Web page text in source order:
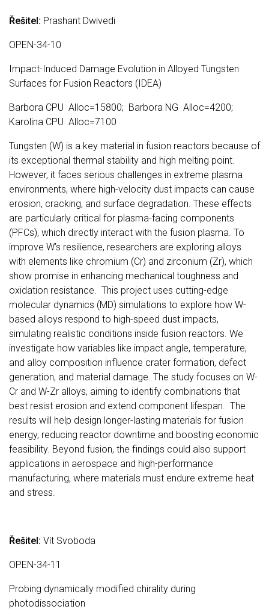
Řešitel: Prashant Dwivedi
OPEN-34-10
Impact-Induced Damage Evolution in Alloyed Tungsten
Surfaces for Fusion Reactors (IDEA)
Barbora CPU Alloc=15800; Barbora NG Alloc=4200;
Karolina CPU Alloc=7100
Tungsten (W) is a key material in fusion reactors because of
its exceptional thermal stability and high melting point.
However, it faces serious challenges in extreme plasma
environments, where high-velocity dust impacts can cause
erosion, cracking, and surface degradation. These effects
are particularly critical for plasma-facing components
(PFCs), which directly interact with the fusion plasma. To
improve W’s resilience, researchers are exploring alloys
with elements like chromium (Cr) and zirconium (Zr), which
show promise in enhancing mechanical toughness and
oxidation resistance. This project uses cutting-edge
molecular dynamics (MD) simulations to explore how W-
based alloys respond to high-speed dust impacts,
simulating realistic conditions inside fusion reactors. We
investigate how variables like impact angle, temperature,
and alloy composition influence crater formation, defect
generation, and material damage. The study focuses on W-
Cr and W-Zr alloys, aiming to identify combinations that
best resist erosion and extend component lifespan. The
results will help design longer-lasting materials for fusion
energy, reducing reactor downtime and boosting economic
feasibility. Beyond fusion, the findings could also support
applications in aerospace and high-performance
manufacturing, where materials must endure extreme heat
and stress.
Řešitel: Vít Svoboda
OPEN-34-11
Probing dynamically modified chirality during
photodissociation